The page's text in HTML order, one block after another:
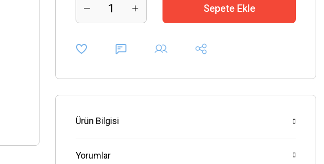
Sepete Ekle
Ürün Bilgisi
Yorumlar